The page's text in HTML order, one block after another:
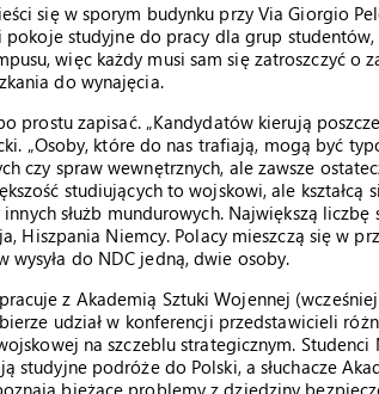
się w sporym budynku przy Via Giorgio
pokoje studyjne do pracy dla grup studentów,
więc każdy musi sam się zatroszczyć o
do wynajęcia.
prostu zapisać. „Kandydatów kierują
„Osoby, które do nas trafiają, mogą być
czy spraw wewnętrznych, ale zawsze
studiujących to wojskowi, ale
służb mundurowych. Największą liczbę
Hiszpania Niemcy. Polacy mieszczą się w
do NDC jedną, dwie osoby.
z Akademią Sztuki Wojennej
udział w konferencji przedstawicieli
na szczeblu strategicznym. Studenci
studyjne podróże do Polski, a słuchacze
bieżące problemy z dziedziny